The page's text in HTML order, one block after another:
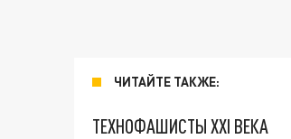
ЧИТАЙТЕ ТАКЖЕ:
ТЕХНОФАШИСТЫ XXI ВЕКА